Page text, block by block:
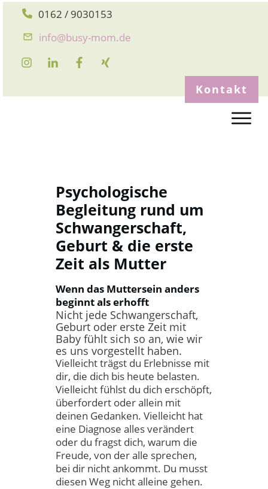
0162 / 9030153
info@busy-mom.de
Kontakt
Psychologische
Begleitungrund um
Schwangerschaft,
Geburt & die erste
Zeit als Mutter
Wenn das Muttersein anders
beginnt als erhofft
Nicht jede Schwangerschaft,
Geburt oder erste Zeit mit
Baby fühlt sich so an, wie wir
es uns vorgestellt haben.
Vielleicht trägst du Erlebnisse mit
dir, die dich bis heute belasten.
Vielleicht fühlst du dich erschöpft,
überfordert oder allein mit
deinen Gedanken. Vielleicht hat
eine Diagnose alles verändert
oder du fragst dich, warum die
Freude, von der alle sprechen,
bei dir nicht ankommt. Du musst
diesen Weg nicht alleine gehen.